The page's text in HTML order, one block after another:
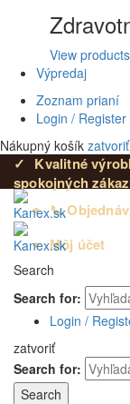
View products
Výpredaj
Zoznam prianí
Login / Register
Nákupný košík zatvoriť
✓ Kvalitné
spokojných
📞
Môj účet
Search
Search for:
Login /
zatvoriť
Search for:
Search